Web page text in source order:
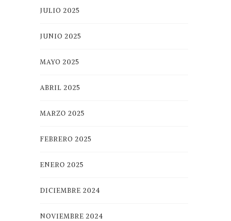
JULIO 2025
JUNIO 2025
MAYO 2025
ABRIL 2025
MARZO 2025
FEBRERO 2025
ENERO 2025
DICIEMBRE 2024
NOVIEMBRE 2024